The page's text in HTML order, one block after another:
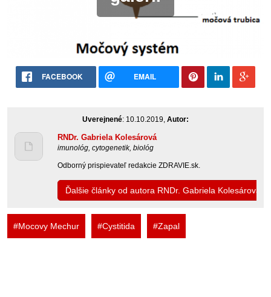
FACEBOOK EMAIL
Uverejnené: 10.10.2019, Autor:
RNDr. Gabriela Kolesárová
imunológ, cytogenetik, biológ
Odborný prispievateľ redakcie ZDRAVIE.sk.
Ďalšie články od autora RNDr. Gabriela Kolesárová
#Mocovy Mechur #Cystitida #Zapal